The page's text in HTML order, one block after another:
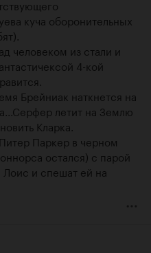
куча оборонительных
человеком из стали и
4-кой
Брейниак наткнется на
летит на Землю
Кларка.
Паркер в черном
остался) с парой
Лоис и спешат ей на